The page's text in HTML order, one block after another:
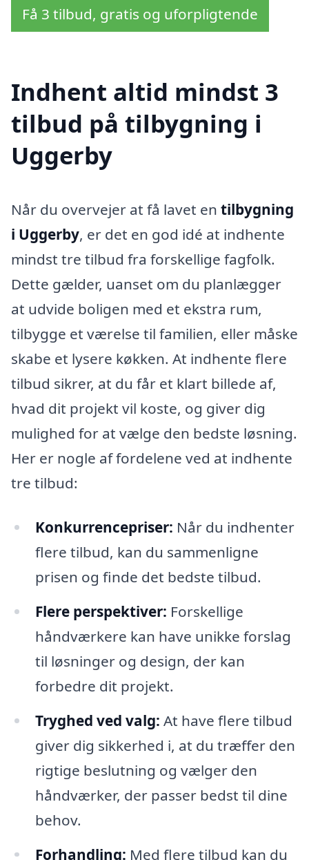
Få 3 tilbud, gratis og uforpligtende
Indhent altid mindst 3
tilbud på tilbygning i
Uggerby
Når du overvejer at få lavet en tilbygning
i Uggerby, er det en god idé at indhente
mindst tre tilbud fra forskellige fagfolk.
Dette gælder, uanset om du planlægger
at udvide boligen med et ekstra rum,
tilbygge et værelse til familien, eller måske
skabe et lysere køkken. At indhente flere
tilbud sikrer, at du får et klart billede af,
hvad dit projekt vil koste, og giver dig
mulighed for at vælge den bedste løsning.
Her er nogle af fordelene ved at indhente
tre tilbud:
Konkurrencepriser: Når du indhenter
flere tilbud, kan du sammenligne
prisen og finde det bedste tilbud.
Flere perspektiver: Forskellige
håndværkere kan have unikke forslag
til løsninger og design, der kan
forbedre dit projekt.
Tryghed ved valg: At have flere tilbud
giver dig sikkerhed i, at du træffer den
rigtige beslutning og vælger den
håndværker, der passer bedst til dine
behov.
Forhandling: Med flere tilbud kan du